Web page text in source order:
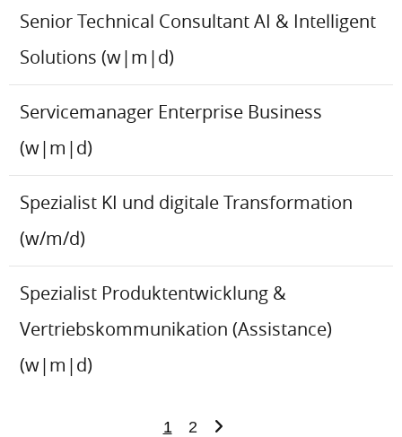
Senior Technical Consultant AI & Intelligent
Solutions (w|m|d)
Servicemanager Enterprise Business
(w|m|d)
Spezialist KI und digitale Transformation
(w/m/d)
Spezialist Produktentwicklung &
Vertriebskommunikation (Assistance)
(w|m|d)
1 2